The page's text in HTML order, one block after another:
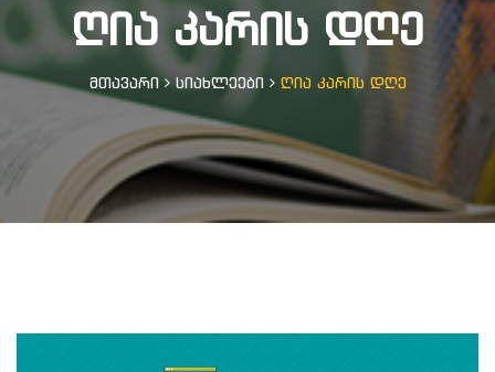
ᲦᲘᲐ ᲙᲐᲠᲘᲡ ᲓᲦᲔ
მთავარი სიახლეები ღია კარის დღე